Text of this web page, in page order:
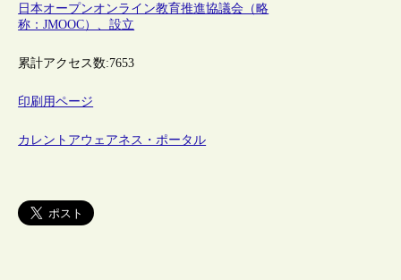
日本オープンオンライン教育推進協議会（略
称：JMOOC）、設立
累計アクセス数:7653
印刷用ページ
カレントアウェアネス・ポータル